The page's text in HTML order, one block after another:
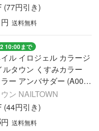
(77円引き)
円 送料無料
10:00まで
ル イロジェル カラージ
ルタウン くすみカラー
ー アンバサダー (A001-
ボジェル 全21色 約3g
ン NAILTOWN
(44円引き)
円 送料無料